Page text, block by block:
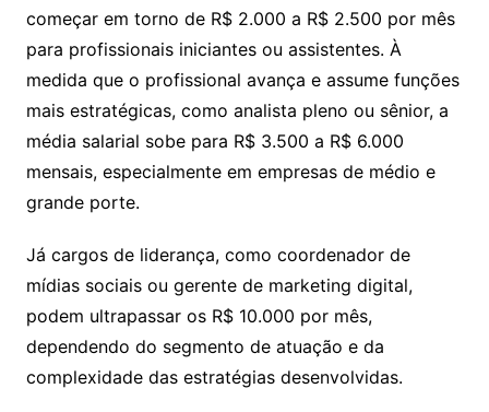
começar em torno de R$ 2.000 a R$ 2.500 por mês
para profissionais iniciantes ou assistentes. À
medida que o profissional avança e assume funções
mais estratégicas, como analista pleno ou sênior, a
média salarial sobe para R$ 3.500 a R$ 6.000
mensais, especialmente em empresas de médio e
grande porte.
Já cargos de liderança, como coordenador de
mídias sociais ou gerente de marketing digital,
podem ultrapassar os R$ 10.000 por mês,
dependendo do segmento de atuação e da
complexidade das estratégias desenvolvidas.